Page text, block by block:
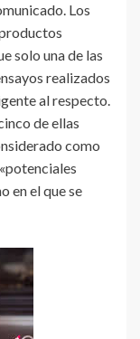
Los
solo una de las
realizados
al respecto.
de ellas
como
en el que se